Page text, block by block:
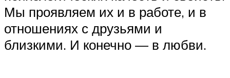
Мы проявляем их и в работе, и в
отношениях с друзьями и
близкими. И конечно — в любви.